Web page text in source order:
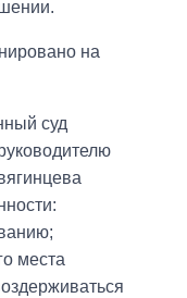
на
суд
места